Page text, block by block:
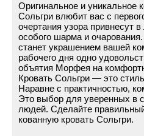
Оригинальное и уникальное
Сольгри влюбит вас с
очертания узора привнесут
особого шарма и
станет украшением вашей
рабочего дня одно
объятия Морфея на
Кровать Сольгри — это
Наравне с практичностью,
Это выбор для уверенных в
людей. Сделайте
кованную кровать Сольгри.